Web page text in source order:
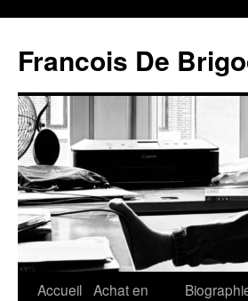
Francois De
Accueil Achat en